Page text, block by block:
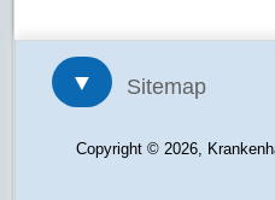
▼ Sitemap
Copyright © 2026,